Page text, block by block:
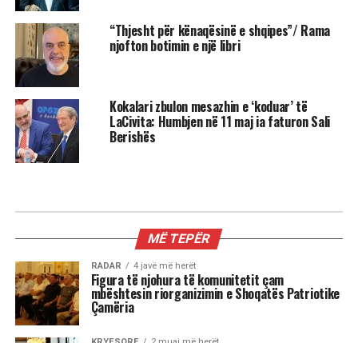
“Thjesht për kënaqësinë e shqipes”/ Rama
njofton botimin e një libri
Kokalari zbulon mesazhin e ‘koduar’ të
LaCivita: Humbjen në 11 maj ia faturon Sali
Berishës
Reshat Arbana festoi 85-vjetorin
dhe la një mesazh për ne …